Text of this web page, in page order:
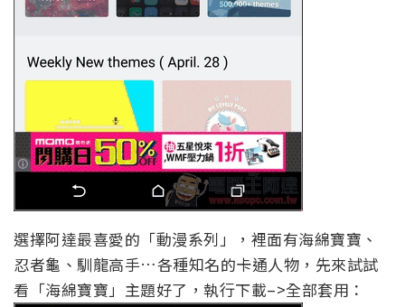
選擇阿達最喜愛的「動漫系列」，裡面有海綿寶寶、
忍者龜、馴龍高手…各種知名的卡通人物，先來試試
看「海綿寶寶」主題好了，執行下載–>全部套用：